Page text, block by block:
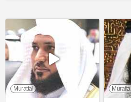
Murattal Murattal